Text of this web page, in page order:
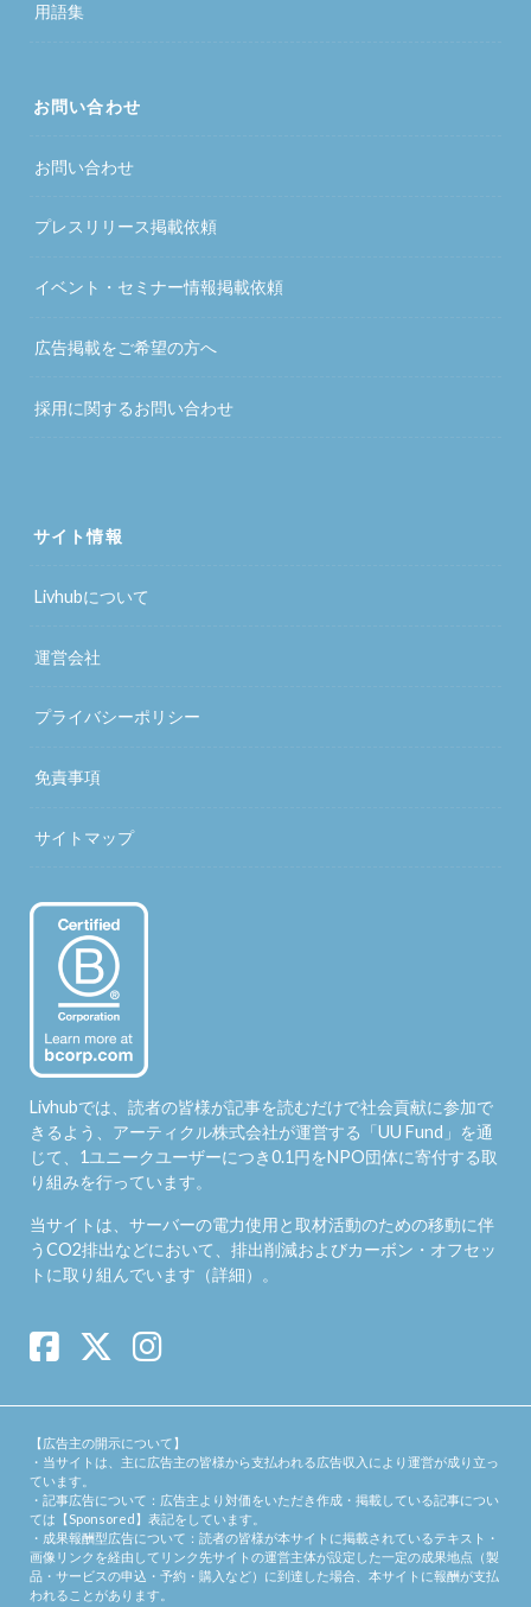
用語集
お問い合わせ
お問い合わせ
プレスリリース掲載依頼
イベント・セミナー情報掲載依頼
広告掲載をご希望の方へ
採用に関するお問い合わせ
サイト情報
Livhubについて
運営会社
プライバシーポリシー
免責事項
サイトマップ
Livhubでは、読者の皆様が記事を読むだけで社会貢献に参加で
きるよう、アーティクル株式会社が運営する「UU Fund 」を通
じて、1ユニークユーザーにつき0.1円をNPO団体に寄付する取
り組みを行っています。
当サイトは、サーバーの電力使用と取材活動のための移動に伴
うCO2排出などにおいて、排出削減およびカーボン・オフセッ
トに取り組んでいます（詳細）。
【広告主の開示について】
・当サイトは、主に広告主の皆様から支払われる広告収入により運営が成り立っ
ています。
・記事広告について：広告主より対価をいただき作成・掲載している記事につい
ては【Sponsored】表記をしています。
・成果報酬型広告について：読者の皆様が本サイトに掲載されているテキスト・
画像リンクを経由してリンク先サイトの運営主体が設定した一定の成果地点（製
品・サービスの申込・予約・購入など）に到達した場合、本サイトに報酬が支払
われることがあります。